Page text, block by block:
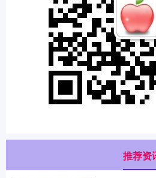
推荐资